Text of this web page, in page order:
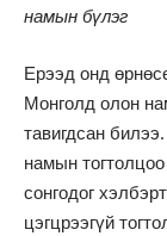
намын бүлэг
Ерээд онд
Монголд олон
тавигдсан
намын
сонгодог
цэгцрээгүй